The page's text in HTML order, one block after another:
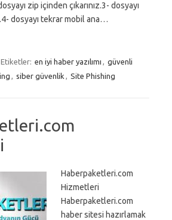
zip içinden çıkarınız.3- dosyayı
dosyayı tekrar mobil ana…
Etiketler: en iyi haber yazılımı , güvenli
, siber güvenlik , Site Phishing
Haberpaketleri.com
Hizmetleri
Haberpaketleri.com
haber sitesi hazırlamak